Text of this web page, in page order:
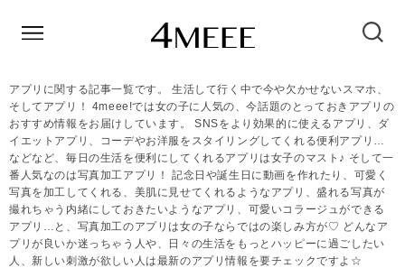
アプリに関する記事一覧です。 生活して行く中で今や欠かせないスマホ、
そしてアプリ！ 4meee!では女の子に人気の、今話題のとっておきアプリの
おすすめ情報をお届けしています。 SNSをより効果的に使えるアプリ、ダ
イエットアプリ、コーデやお洋服をスタイリングしてくれる便利アプリ…
などなど、毎日の生活を便利にしてくれるアプリは女子のマスト♪ そして一
番人気なのは写真加工アプリ！ 記念日や誕生日に動画を作れたり、可愛く
写真を加工してくれる、美肌に見せてくれるようなアプリ、盛れる写真が
撮れちゃう内緒にしておきたいようなアプリ、可愛いコラージュができる
アプリ…と、写真加工のアプリは女の子ならではの楽しみ方が♡ どんなア
プリが良いか迷っちゃう人や、日々の生活をもっとハッピーに過ごしたい
人、新しい刺激が欲しい人は最新のアプリ情報を要チェックですよ☆